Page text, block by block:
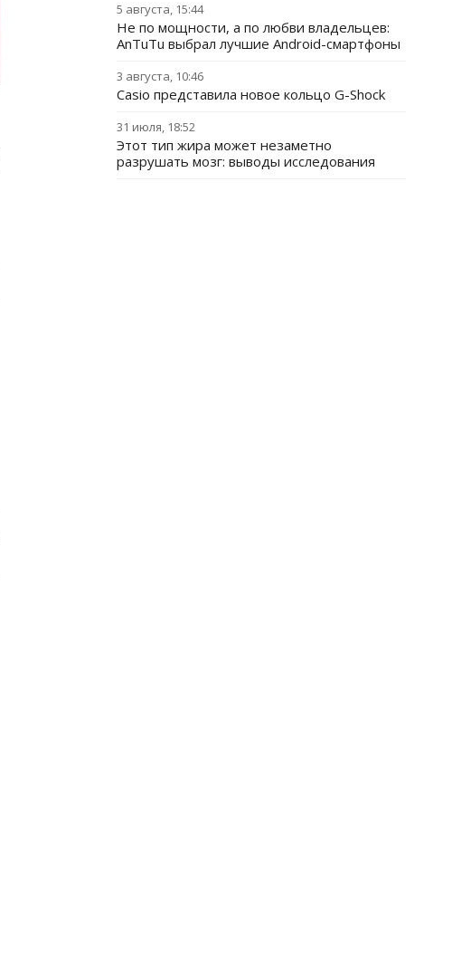
5 августа, 15:44
Не по мощности, а по любви владельцев:
AnTuTu выбрал лучшие Android-смартфоны
3 августа, 10:46
Casio представила новое кольцо G-Shock
31 июля, 18:52
Этот тип жира может незаметно
разрушать мозг: выводы исследования